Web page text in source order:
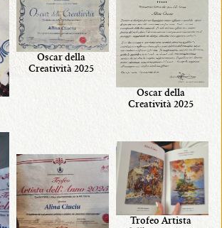
Oscar della
Creatività 2025
Oscar della
Creatività 2025
Trofeo Artista